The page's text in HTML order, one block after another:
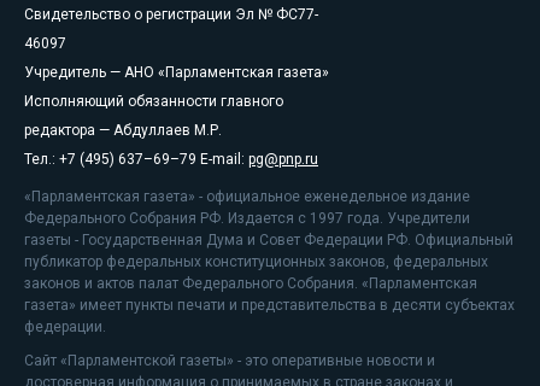
Свидетельство о регистрации Эл № ФС77-
46097
Учредитель — АНО «Парламентская газета»
Исполняющий обязанности главного
редактора — Абдуллаев М.Р.
Тел.: +7 (495) 637–69–79 E-mail: pg@pnp.ru
«Парламентская газета» - официальное еженедельное издание
Федерального Собрания РФ. Издается с 1997 года. Учредители
газеты - Государственная Дума и Совет Федерации РФ. Официальный
публикатор федеральных конституционных законов, федеральных
законов и актов палат Федерального Собрания. «Парламентская
газета» имеет пункты печати и представительства в десяти субъектах
федерации.
Сайт «Парламентской газеты» - это оперативные новости и
достоверная информация о принимаемых в стране законах и